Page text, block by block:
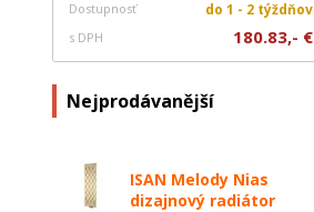
Dostupnosť do 1 - 2 týždňov
s DPH 180.83,- €
Nejprodávanější
ISAN Melody Nias
dizajnový radiátor